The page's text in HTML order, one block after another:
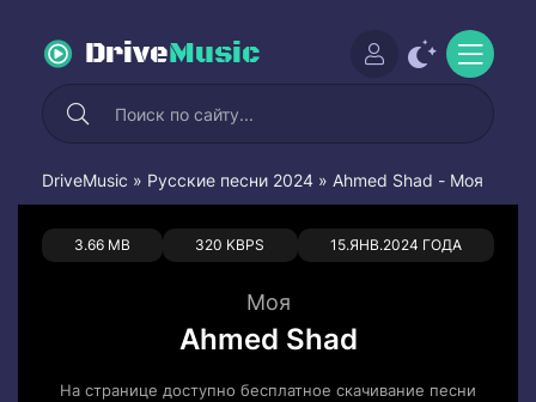
DriveMusic
DriveMusic » Русские песни 2024 » Ahmed Shad - Моя
3.66 MB 320 KBPS 15.ЯНВ.2024 ГОДА
0 0
Моя
Ahmed Shad
На странице доступно бесплатное скачивание песни